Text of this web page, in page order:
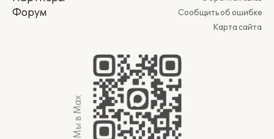
Форум
Сообщить об ошибке
Карта сайта
Мы в Max